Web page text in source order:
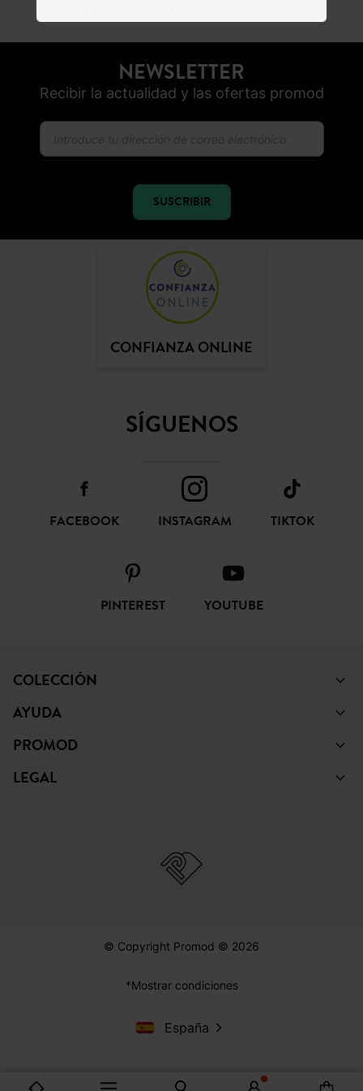
ENTREGA GRATUITA
A domicilio desde 60€
DEVOLUCIONES
posibles durante 30 días
Visa, PayPal, Apple Pay, Paypal, Multibanco
NEWSLETTER
Recibir la actualidad y las ofertas promod
SÍGUENOS
FACEBOOK